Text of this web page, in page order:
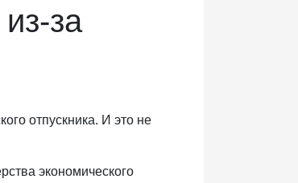
за
отпускника. И это не
экономического